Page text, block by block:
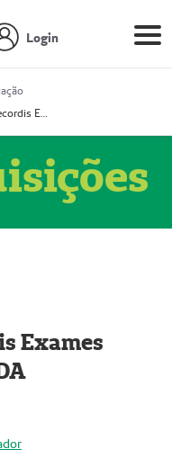
Login
Prestador Decordis Exames Cardiológicos LTDA (51004347-4)
Exames